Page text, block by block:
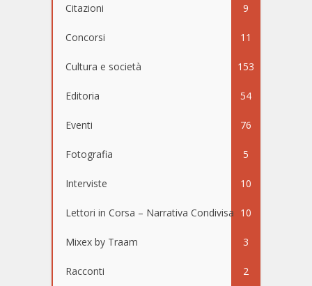
Citazioni 9
Concorsi 11
Cultura e società 153
Editoria 54
Eventi 76
Fotografia 5
Interviste 10
Lettori in Corsa – Narrativa Condivisa 10
Mixex by Traam 3
Racconti 2